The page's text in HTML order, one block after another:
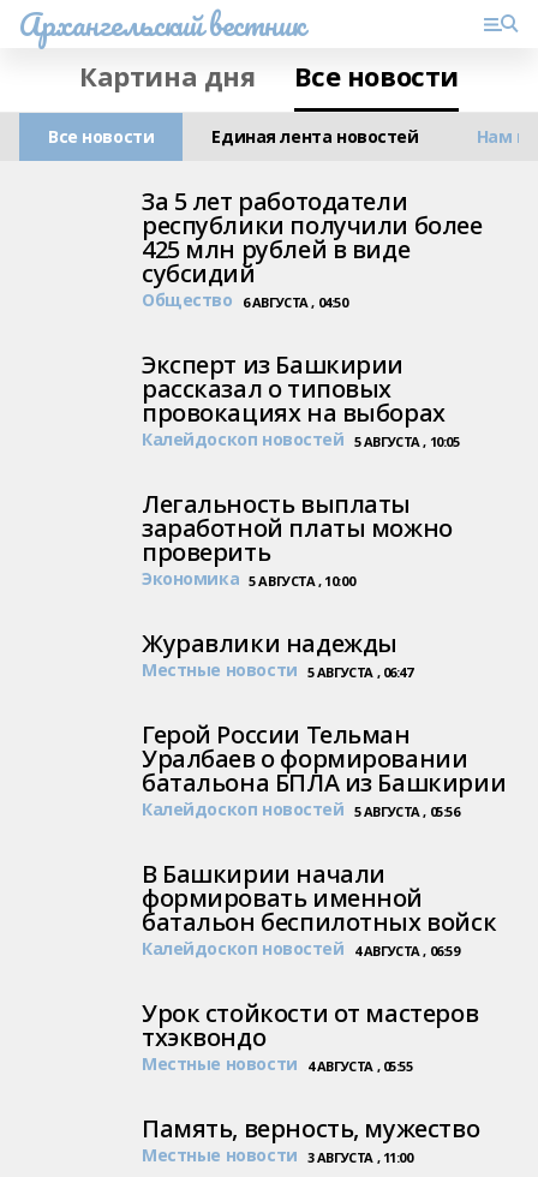
Архангельский вестник
Картина дня Все новости
Все новости Единая лента новостей Нам
За 5 лет работодатели
республики получили более
425 млн рублей в виде
субсидий
Общество 6 АВГУСТА , 04:50
Эксперт из Башкирии
рассказал о типовых
провокациях на выборах
Калейдоскоп новостей 5 АВГУСТА , 10:05
Легальность выплаты
заработной платы можно
проверить
Экономика 5 АВГУСТА , 10:00
Журавлики надежды
Местные новости 5 АВГУСТА , 06:47
Герой России Тельман
Уралбаев о формировании
батальона БПЛА из Башкирии
Калейдоскоп новостей 5 АВГУСТА , 05:56
В Башкирии начали
формировать именной
батальон беспилотных войск
Калейдоскоп новостей 4 АВГУСТА , 06:59
Урок стойкости от мастеров
тхэквондо
Местные новости 4 АВГУСТА , 05:55
Память, верность, мужество
Местные новости 3 АВГУСТА , 11:00